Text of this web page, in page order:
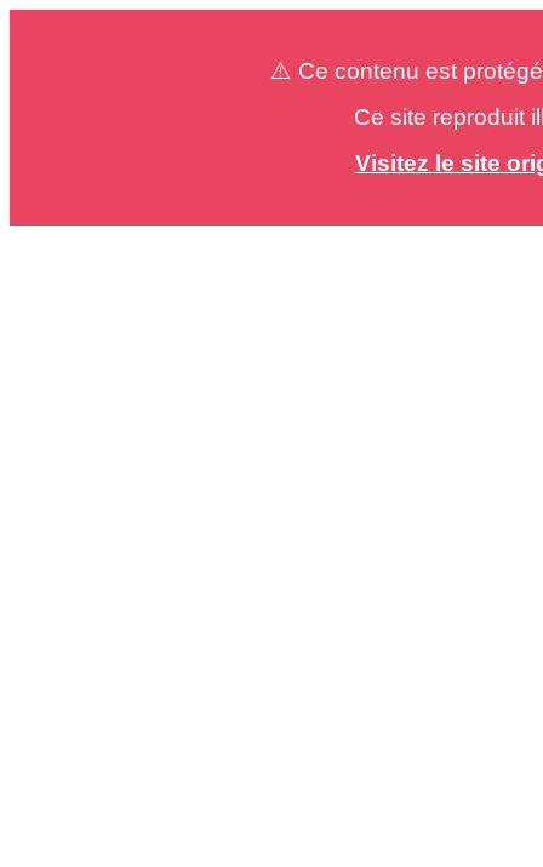
⚠️ Ce contenu est
Ce site reproduit
Visitez le site